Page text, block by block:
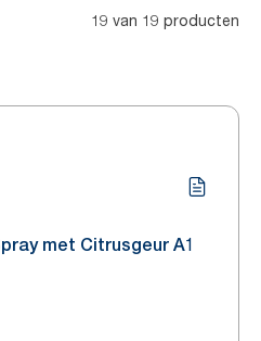
19 van 19 producten
met Citrusgeur A1